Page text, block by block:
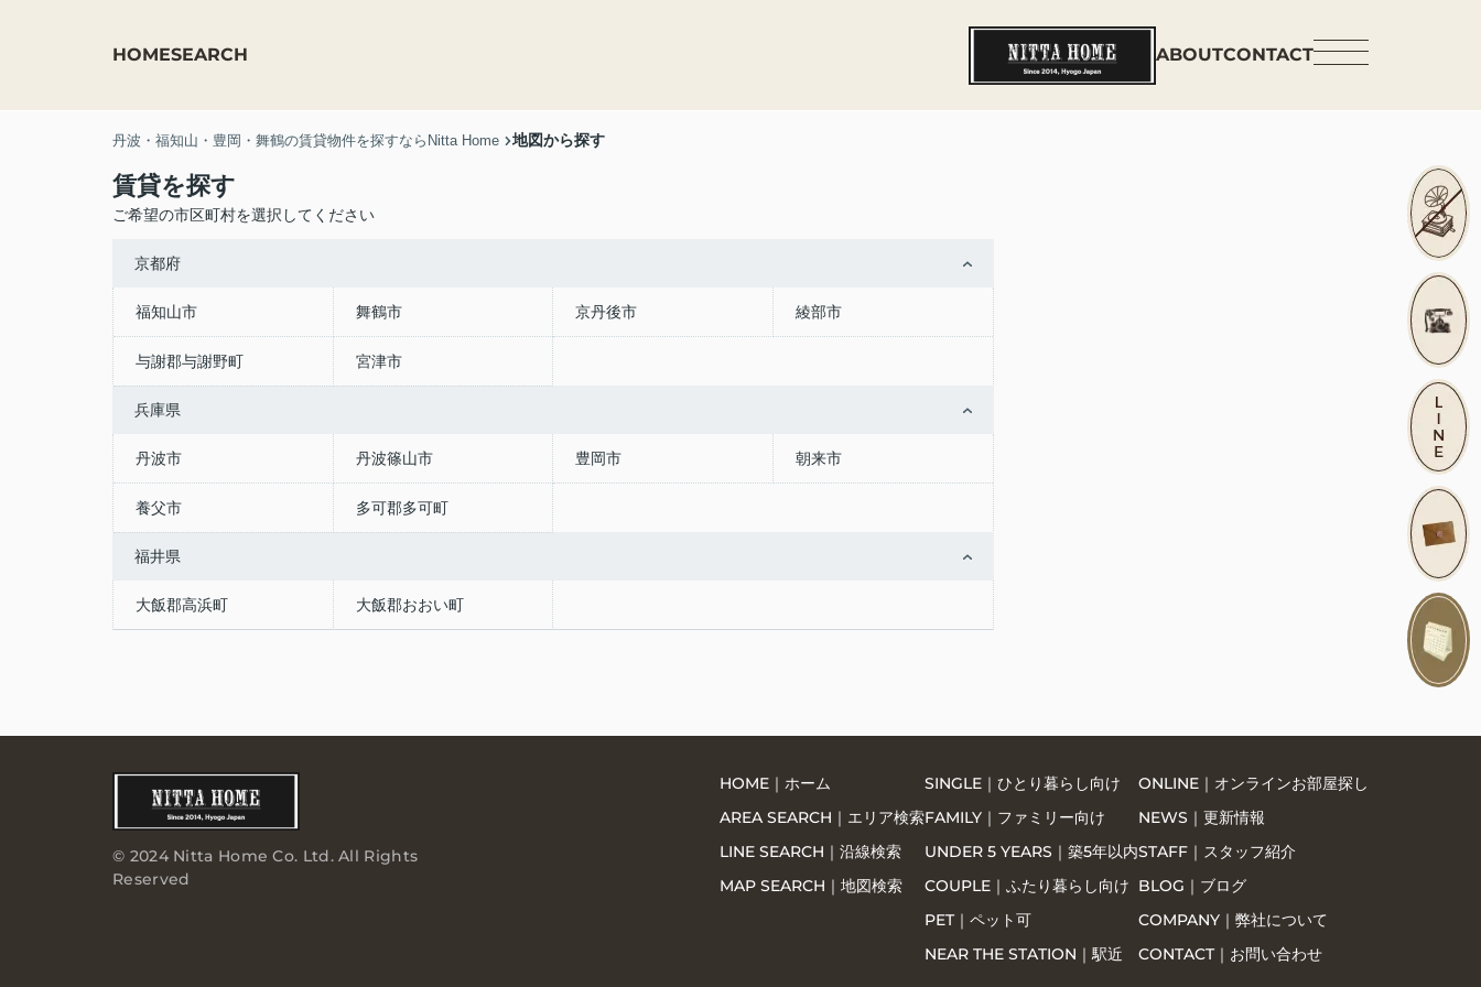
HOMESEARCH ABOUTCONTACT
丹波・福知山・豊岡・舞鶴の賃貸物件を探すならNitta Home 地図から探す
賃貸を探す
ご希望の市区町村を選択してください
京都府
福知山市 舞鶴市 京丹後市 綾部市
与謝郡与謝野町 宮津市
兵庫県
丹波市 丹波篠山市 豊岡市 朝来市
養父市 多可郡多可町
福井県
大飯郡高浜町 大飯郡おおい町
© 2024 Nitta Home Co. Ltd. All Rights
Reserved
HOME｜ホーム
AREA SEARCH｜エリア検索
LINE SEARCH｜沿線検索
MAP SEARCH｜地図検索
SINGLE｜ひとり暮らし向け
FAMILY｜ファミリー向け
UNDER 5 YEARS｜築5年以内
COUPLE｜ふたり暮らし向け
PET｜ペット可
NEAR THE STATION｜駅近
ONLINE｜オンラインお部屋探し
NEWS｜更新情報
STAFF｜スタッフ紹介
BLOG｜ブログ
COMPANY｜弊社について
CONTACT｜お問い合わせ